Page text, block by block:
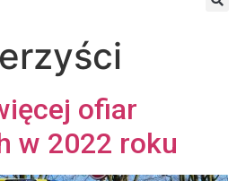
ofiar
w 2022 roku